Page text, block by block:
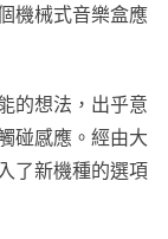
機械式音樂盒應
的想法，出乎意
碰感應。經由大
了新機種的選項